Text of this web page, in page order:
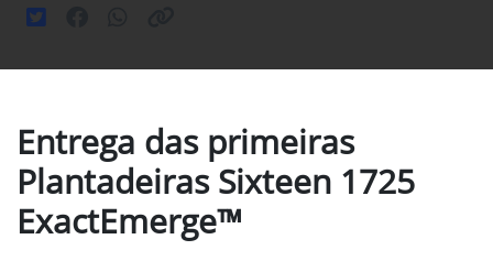
Entrega das primeiras
Plantadeiras Sixteen 1725
ExactEmerge™